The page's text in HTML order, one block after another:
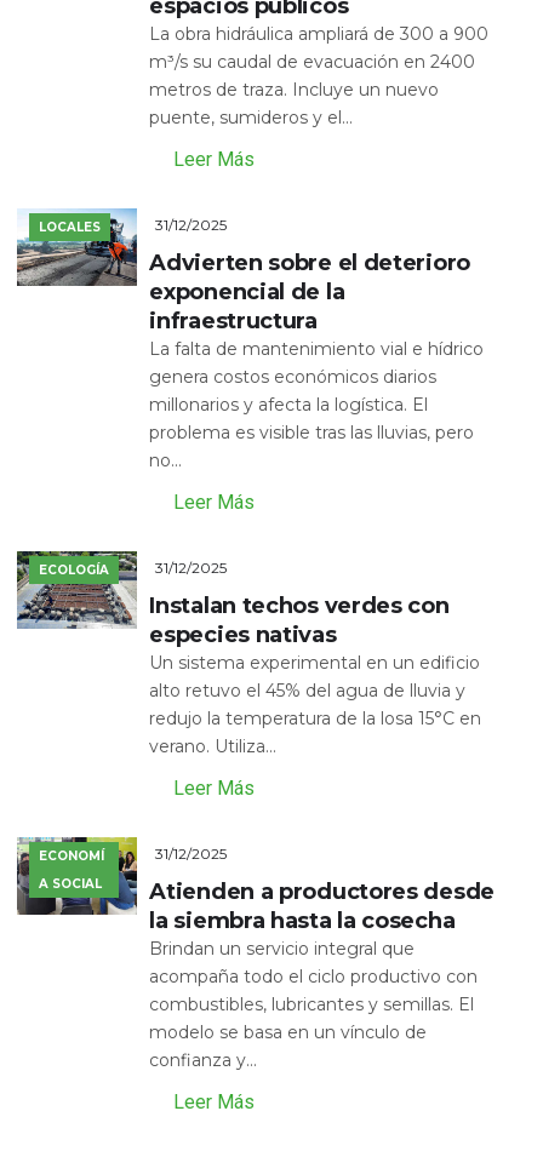
espacios públicos
La obra hidráulica ampliará de 300 a 900
m³/s su caudal de evacuación en 2400
metros de traza. Incluye un nuevo
puente, sumideros y el...
Leer Más
LOCALES 31/12/2025
Advierten sobre el deterioro
exponencial de la
infraestructura
La falta de mantenimiento vial e hídrico
genera costos económicos diarios
millonarios y afecta la logística. El
problema es visible tras las lluvias, pero
no...
Leer Más
ECOLOGÍA 31/12/2025
Instalan techos verdes con
especies nativas
Un sistema experimental en un edificio
alto retuvo el 45% del agua de lluvia y
redujo la temperatura de la losa 15°C en
verano. Utiliza...
Leer Más
ECONOMÍ
A SOCIAL
31/12/2025
Atienden a productores desde
la siembra hasta la cosecha
Brindan un servicio integral que
acompaña todo el ciclo productivo con
combustibles, lubricantes y semillas. El
modelo se basa en un vínculo de
confianza y...
Leer Más